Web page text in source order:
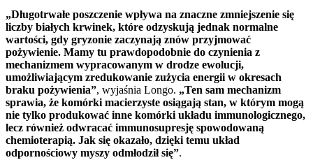
„Długotrwałe poszczenie wpływa na znaczne zmniejszenie się
liczby białych krwinek, które odzyskują jednak normalne
wartości, gdy gryzonie zaczynają znów przyjmować
pożywienie. Mamy tu prawdopodobnie do czynienia z
mechanizmem wypracowanym w drodze ewolucji,
umożliwiającym zredukowanie zużycia energii w okresach
braku pożywienia”, wyjaśnia Longo. „Ten sam mechanizm
sprawia, że komórki macierzyste osiągają stan, w którym mogą
nie tylko produkować inne komórki układu immunologicznego,
lecz również odwracać immunosupresję spowodowaną
chemioterapią. Jak się okazało, dzięki temu układ
odpornościowy myszy odmłodził się”.